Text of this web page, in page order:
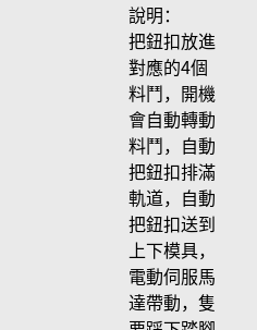
說明：
把鈕扣放進
對應的4個
料鬥，開機
會自動轉動
料鬥，自動
把鈕扣排滿
軌道，自動
把鈕扣送到
上下模具，
電動伺服馬
達帶動，隻